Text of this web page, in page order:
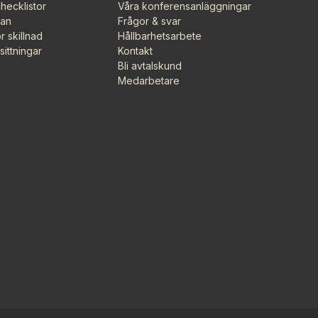
skillnad
Våra konferensanläggningar
Frågor & svar
Hållbarhetsarbete
Kontakt
Bli avtalskund
Medarbetare